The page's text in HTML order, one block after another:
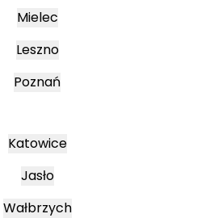
Mielec
Leszno
Poznań
Katowice
Jasło
Wałbrzych